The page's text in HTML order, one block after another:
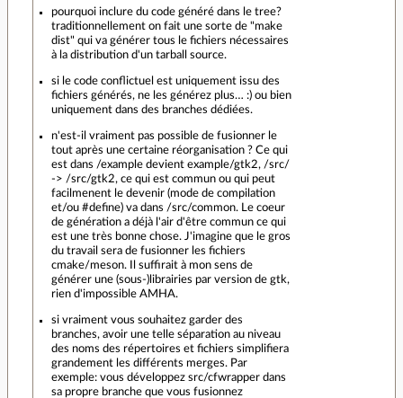
pourquoi inclure du code généré dans le tree?
traditionnellement on fait une sorte de "make
dist" qui va générer tous le fichiers nécessaires
à la distribution d'un tarball source.
si le code conflictuel est uniquement issu des
fichiers générés, ne les générez plus… :) ou bien
uniquement dans des branches dédiées.
n'est-il vraiment pas possible de fusionner le
tout après une certaine réorganisation ? Ce qui
est dans /example devient example/gtk2, /src/
-> /src/gtk2, ce qui est commun ou qui peut
facilmenent le devenir (mode de compilation
et/ou #define) va dans /src/common. Le coeur
de génération a déjà l'air d'être commun ce qui
est une très bonne chose. J'imagine que le gros
du travail sera de fusionner les fichiers
cmake/meson. Il suffirait à mon sens de
générer une (sous-)librairies par version de gtk,
rien d'impossible AMHA.
si vraiment vous souhaitez garder des
branches, avoir une telle séparation au niveau
des noms des répertoires et fichiers simplifiera
grandement les différents merges. Par
exemple: vous développez src/cfwrapper dans
sa propre branche que vous fusionnez